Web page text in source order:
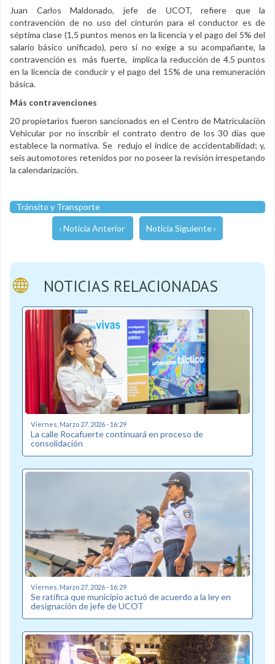
Juan Carlos Maldonado, jefe de UCOT, refiere que la
contravención de no uso del cinturón para el conductor es de
séptima clase (1,5 puntos menos en la licencia y el pago del 5% del
salario básico unificado), pero si no exige a su acompañante, la
contravención es más fuerte, implica la reducción de 4.5 puntos
en la licencia de conducir y el pago del 15% de una remuneración
básica.
Más contravenciones
20 propietarios fueron sancionados en el Centro de Matriculación
Vehicular por no inscribir el contrato dentro de los 30 días que
establece la normativa. Se redujo el índice de accidentabilidad; y,
seis automotores retenidos por no poseer la revisión irrespetando
la calendarización.
Tránsito y Transporte
‹ Noticia Anterior Noticia Siguiente ›
NOTICIAS RELACIONADAS
Viernes, Marzo 27, 2026 - 16:29
La calle Rocafuerte continuará en proceso de
consolidación
Viernes, Marzo 27, 2026 - 16:29
Se ratifica que municipio actuó de acuerdo a la ley en
designación de jefe de UCOT